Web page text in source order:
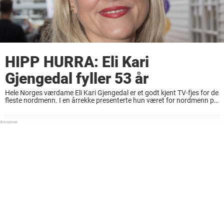
HIPP HURRA: Eli Kari
Gjengedal fyller 53 år
Hele Norges værdame Eli Kari Gjengedal er et godt kjent TV-fjes for de
fleste nordmenn. I en årrekke presenterte hun været for nordmenn på